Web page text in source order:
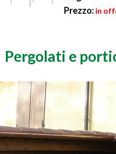
Prezzo: in
Pergolati e